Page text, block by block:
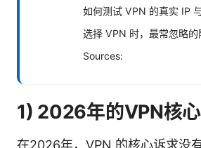
如何测试 VPN 的真实 IP
选择 VPN 时，最常忽略的
Sources:
1) 2026年的VPN核
在2026年，VPN 的核心诉求没